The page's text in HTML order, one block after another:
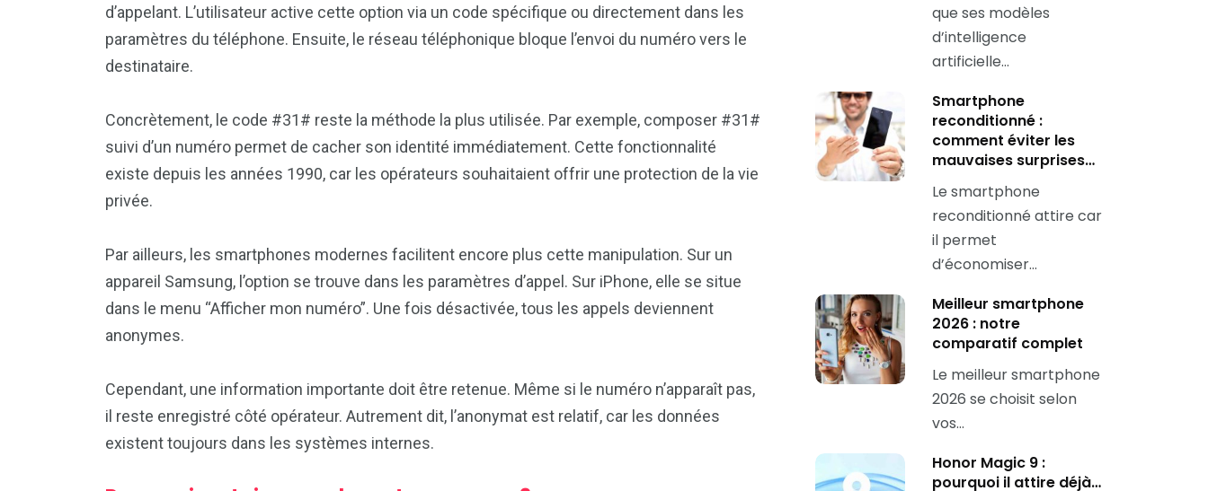
d’appelant. L’utilisateur active cette option via un code spécifique ou directement dans les
paramètres du téléphone. Ensuite, le réseau téléphonique bloque l’envoi du numéro vers le
destinataire.
Concrètement, le code #31# reste la méthode la plus utilisée. Par exemple, composer #31#
suivi d’un numéro permet de cacher son identité immédiatement. Cette fonctionnalité
existe depuis les années 1990, car les opérateurs souhaitaient offrir une protection de la vie
privée.
Par ailleurs, les smartphones modernes facilitent encore plus cette manipulation. Sur un
appareil Samsung, l’option se trouve dans les paramètres d’appel. Sur iPhone, elle se situe
dans le menu “Afficher mon numéro”. Une fois désactivée, tous les appels deviennent
anonymes.
Cependant, une information importante doit être retenue. Même si le numéro n’apparaît pas,
il reste enregistré côté opérateur. Autrement dit, l’anonymat est relatif, car les données
existent toujours dans les systèmes internes.
que ses modèles
d’intelligence
artificielle…
Smartphone
reconditionné :
comment éviter les
mauvaises surprises…
Le smartphone
reconditionné attire car
il permet
d’économiser…
Meilleur smartphone
2026 : notre
comparatif complet
Le meilleur smartphone
2026 se choisit selon
vos…
Honor Magic 9 :
pourquoi il attire déjà…